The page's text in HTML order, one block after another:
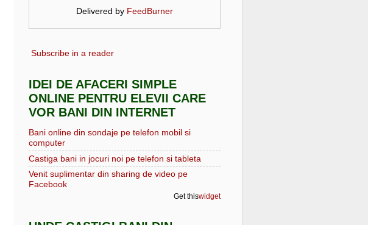
Delivered by FeedBurner
Subscribe in a reader
IDEI DE AFACERI SIMPLE
ONLINE PENTRU ELEVII CARE
VOR BANI DIN INTERNET
Bani online din sondaje pe telefon mobil si
computer
Castiga bani in jocuri noi pe telefon si tableta
Venit suplimentar din sharing de video pe
Facebook
Get thiswidget